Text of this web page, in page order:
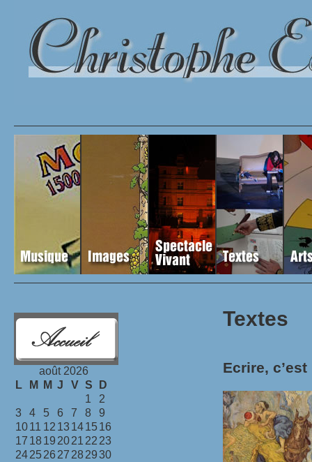
Textes
Ecrire,
août 2026
L
M M J V S
D
1
2
3
4 5 6 7 8
9
1011 12 13141516
17 1819 2021 22 23
242526 27 282930